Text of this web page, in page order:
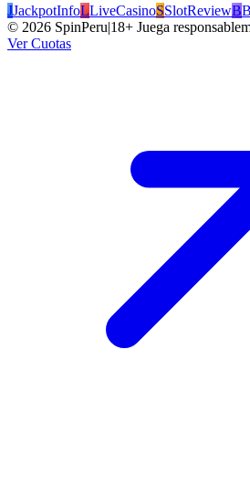
JJackpotInfoLLiveCasinoSSlotReviewB
© 2026 SpinPeru|18+ Juega
Ver Cuotas